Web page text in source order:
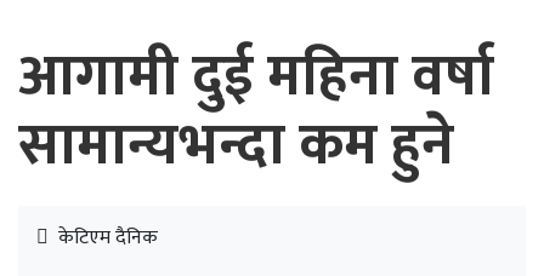
आगामी दुई महिना वर्षा
सामान्यभन्दा कम हुने
केटिएम दैनिक